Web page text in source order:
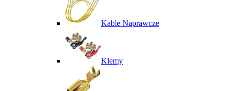
Kable Naprawcze
Klemy